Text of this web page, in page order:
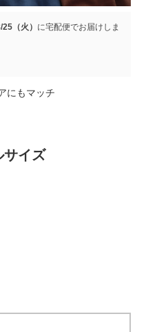
（火） に宅配便でお届けしま
にもマッチ
サイズ